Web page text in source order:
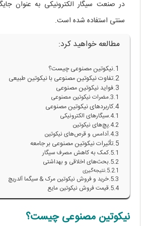
در صنعت سیگار الکترونیکی به عنوان
سنتی استفاده شده است.
مطالعه خواهید کرد:
نیکوتین مصنوعی چیست؟
تفاوت نیکوتین مصنوعی با نیکوتین طبیعی
فواید نیکوتین مصنوعی
مضرات نیکوتین مصنوعی
کاربردهای نیکوتین مصنوعی
سیگارهای الکترونیکی
پچ‌های نیکوتین
آدامس و قرص‌های نیکوتین
تأثیرات نیکوتین مصنوعی بر جامعه
کمک به کاهش مصرف سیگار
بحث‌های اخلاقی و بهداشتی
نتیجه‌گیری
خرید و فروش نیکوتین مرک & سیگما آلدریچ
قیمت فروش نیکوتین مایع
نیکوتین مصنوعی چیست؟